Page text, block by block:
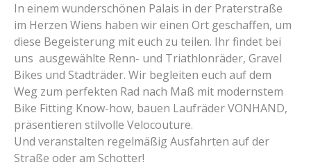
In einem wunderschönen Palais in der Praterstraße
im Herzen Wiens haben wir einen Ort geschaffen, um
diese Begeisterung mit euch zu teilen. Ihr findet bei
uns ausgewählte Renn- und Triathlonräder, Gravel
Bikes und Stadträder. Wir begleiten euch auf dem
Weg zum perfekten Rad nach Maß mit modernstem
Bike Fitting Know-how, bauen Laufräder VONHAND,
präsentieren stilvolle Velocouture.
Und veranstalten regelmäßig Ausfahrten auf der
Straße oder am Schotter!